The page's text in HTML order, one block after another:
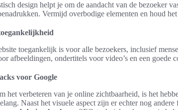
design helpt je om de aandacht van de bezoeker
Vermijd overbodige elementen en houd
toegankelijk is voor alle bezoekers, inclusief
afbeeldingen, ondertitels voor video’s en een goede
voor Google
het verbeteren van je online zichtbaarheid, is het
Naast het visuele aspect zijn er echter nog